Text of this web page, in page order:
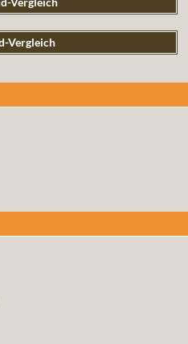
Vergleich